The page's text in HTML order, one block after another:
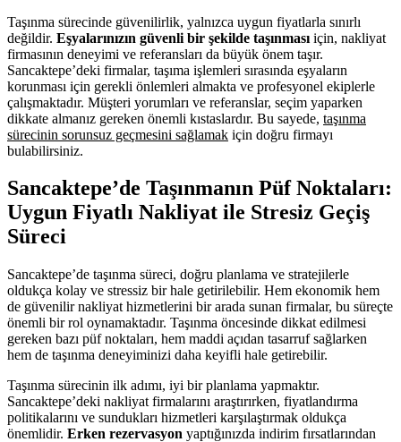
Taşınma sürecinde güvenilirlik, yalnızca uygun fiyatlarla sınırlı
değildir. Eşyalarınızın güvenli bir şekilde taşınması için, nakliyat
firmasının deneyimi ve referansları da büyük önem taşır.
Sancaktepe’deki firmalar, taşıma işlemleri sırasında eşyaların
korunması için gerekli önlemleri almakta ve profesyonel ekiplerle
çalışmaktadır. Müşteri yorumları ve referanslar, seçim yaparken
dikkate almanız gereken önemli kıstaslardır. Bu sayede, taşınma
sürecinin sorunsuz geçmesini sağlamak için doğru firmayı
bulabilirsiniz.
Sancaktepe’de Taşınmanın Püf Noktaları:
Uygun Fiyatlı Nakliyat ile Stresiz Geçiş
Süreci
Sancaktepe’de taşınma süreci, doğru planlama ve stratejilerle
oldukça kolay ve stressiz bir hale getirilebilir. Hem ekonomik hem
de güvenilir nakliyat hizmetlerini bir arada sunan firmalar, bu süreçte
önemli bir rol oynamaktadır. Taşınma öncesinde dikkat edilmesi
gereken bazı püf noktaları, hem maddi açıdan tasarruf sağlarken
hem de taşınma deneyiminizi daha keyifli hale getirebilir.
Taşınma sürecinin ilk adımı, iyi bir planlama yapmaktır.
Sancaktepe’deki nakliyat firmalarını araştırırken, fiyatlandırma
politikalarını ve sundukları hizmetleri karşılaştırmak oldukça
önemlidir. Erken rezervasyon yaptığınızda indirim fırsatlarından